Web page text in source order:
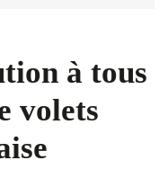
à tous
volets